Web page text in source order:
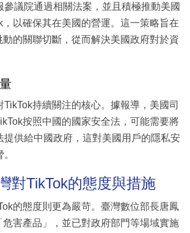
參議院通過相關法案，並且積極推動美國
，以確保其在美國的營運。這一策略旨在
動的關聯切斷，從而解決美國政府對於資
TikTok持續關注的核心。據報導，美國司
按照中國的國家安全法，可能需要將
提供給中國政府，這對美國用戶的隱私安
對TikTok的態度與措施
的態度則更為嚴苛。臺灣數位部長唐鳳
危害產品」，並已對政府部門等場域實施